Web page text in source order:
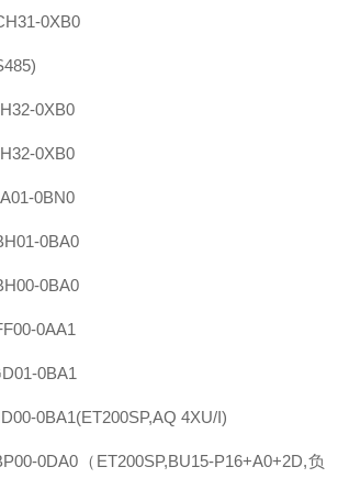
0XB0
0XB0
0XB0
0BN0
0BA0
0BA0
0AA1
0BA1
0BA1(ET200SP,AQ 4XU/I)
0DA0（ET200SP,BU15-P16+A0+2D,负